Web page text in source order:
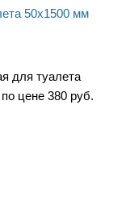
для туалета
цене 380 руб.